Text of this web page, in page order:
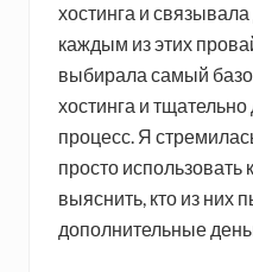
хостинга и
каждым из этих
выбирала самый
хостинга и
процесс. Я
просто использовать
выяснить, кто из них
дополнительные